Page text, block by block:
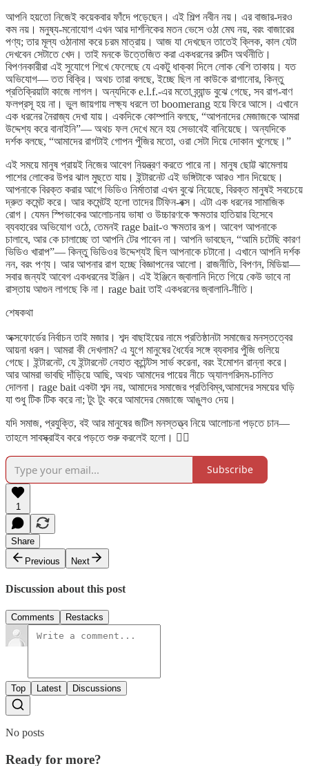
আপনি হয়তো নিজেই কয়েকবার ফাঁদে পড়েছেন। এই শিল্প নবীন নয়। এর বাজার-দরও
কম নয়। মনুষ্য-মনোযোগ এখন আর দার্শনিকের মতন ভেসে ওঠা মেঘ নয়, বরং বাজারের
পণ্য; তার মূল্য ওঠানামা করে চরম মাত্রায়। আজ যা দেখছেন তাতেই ক্লিক, কাল যেটা
দেখবেন সেটাতে খেদ। তাই মনকে উত্তেজিত করা একধরনের রুটিন অর্থনীতি।
বিপণনকারীরা এই সুযোগে শিখে ফেলেছে যে একটু ধাক্কা দিলে লোক বেশি তাকায়। যত
অভিযোগ— তত বিক্রি। অথচ তারা বলছে, ইচ্ছে ছিল না কাউকে রাগানোর, কিন্তু
প্রতিক্রিয়াটা কাজে লাগল। অন্যদিকে e.l.f.-এর মতো ব্র্যান্ড বুঝে গেছে, সব রাগ-বাণ
ফলপ্রসূ হয় না। ভুল জায়গায় লক্ষ্য ধরলে তা boomerang হয়ে ফিরে আসে। এখানে
এক ধরনের নৈরাজ্য দেখা যায়। একদিকে কোম্পানি বলছে, “আপনাদের মেজাজকে আমরা
উদ্দেশ্য করে বানাইনি”— অথচ ফল দেখে মনে হয় সেভাবেই বানিয়েছে। অন্যদিকে
দর্শক বলছে, “আমাদের রাগটাই গোপন পুঁজির মতো, ওরা সেটা দিয়ে দোকান খুলেছে।”
এই সময়ে মানুষ প্রায়ই নিজের আবেগ নিয়ন্ত্রণ করতে পারে না। মানুষ ছোট্ট ঝামেলায়
পাশের লোকের উপর ঝাল মুছতে যায়। ইন্টারনেট এই ভঙ্গিটাকে আরও শান দিয়েছে।
আপনাকে বিরক্ত করার আগে ভিডিও নির্মাতারা এখন বুঝে নিয়েছে, বিরক্ত মানুষই সবচেয়ে
দ্রুত কমেন্ট করে। আর কমেন্টই হলো তাদের টিফিন-বক্স। এটা এক ধরনের সামাজিক
রোগ। যেমন স্পিভাকের আলোচনায় ভাষা ও উচ্চারণকে ক্ষমতার হাতিয়ার হিসেবে
ব্যবহারের অভিযোগ ওঠে, তেমনই rage bait-ও ক্ষমতার রূপ। আবেগ আপনাকে
চালাবে, আর কে চালাচ্ছে তা আপনি টের পাবেন না। আপনি ভাবছেন, “আমি চটেছি কারণ
ভিডিও খারাপ”— কিন্তু ভিডিওর উদ্দেশ্যই ছিল আপনাকে চটানো। এখানে আপনি দর্শক
নন, বরং পণ্য। আর আপনার রাগ হচ্ছে বিজ্ঞাপনের আলো। রাজনীতি, বিপণন, মিডিয়া—
সবার জন্যই আবেগ একধরনের ইঞ্জিন। এই ইঞ্জিনে জ্বালানি দিতে গিয়ে কেউ ভাবে না
রাস্তায় আগুন লাগছে কি না। rage bait তাই একধরনের জ্বালানি-নীতি।
শেষকথা
অক্সফোর্ডের নির্বাচন তাই মজার। শব্দ বাছাইয়ের নামে প্রতিষ্ঠানটা সমাজের মনস্তত্বের
আয়না ধরল। আমরা কী দেখলাম? এ যুগে মানুষের ধৈর্যের সঙ্গে ব্যবসার পুঁজি গুলিয়ে
গেছে। ইন্টারনেট, যে ইন্টারনেট নেহাত কন্টেন্টস সার্ভ করেনা, বরং ইমোশন রান্না করে।
আর আমরা ভাবছি দাঁড়িয়ে আছি, অথচ আমাদের পায়ের নীচে অ্যালগরিদম-চালিত
দোলনা। rage bait একটা শব্দ নয়, আমাদের সমাজের প্রতিবিম্ব,আমাদের সময়ের ঘড়ি
যা শুধু টিক টিক করে না; টুং টুং করে আমাদের মেজাজে আঙুলও দেয়।
যদি সমাজ, প্রযুক্তি, বই আর মানুষের জটিল মনস্তত্ত্ব নিয়ে আলোচনা পড়তে চান—
তাহলে সাবস্ক্রাইব করে পড়তে শুরু করলেই হলো। 👇🏻
Subscribe
1
Share
Previous
Next
Discussion about this post
Comments Restacks
Top Latest Discussions
No posts
Ready for more?